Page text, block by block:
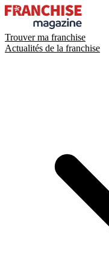
Trouver ma franchise
Actualités de la franchise